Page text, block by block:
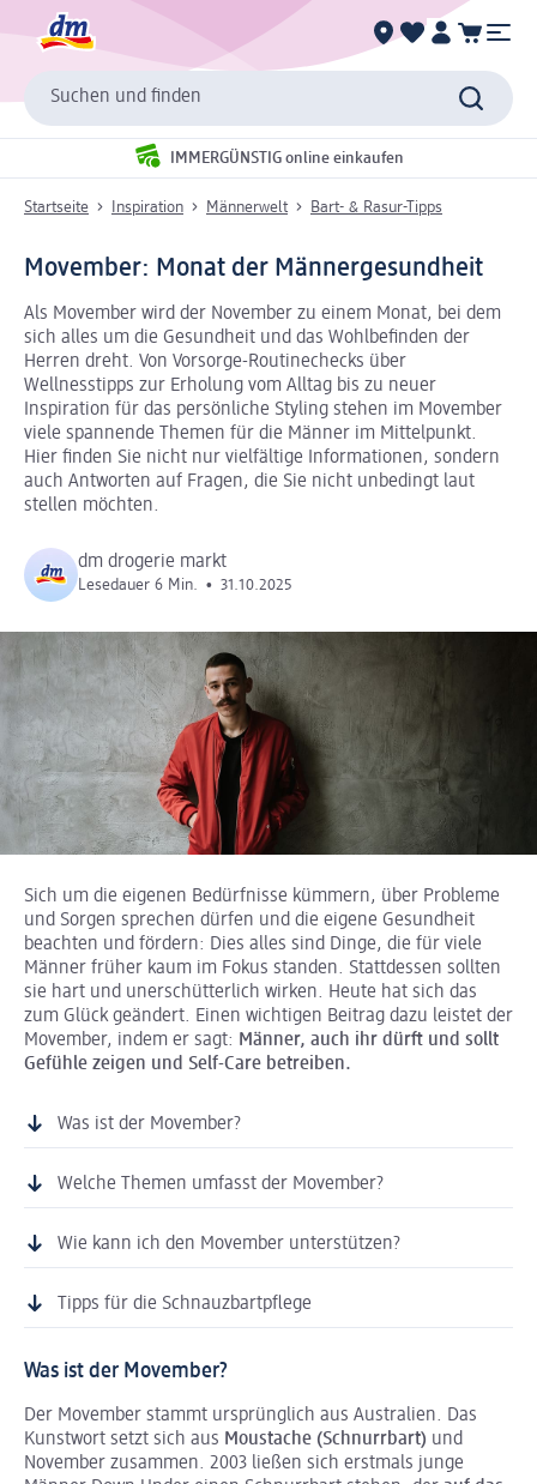
Suchen und finden
IMMERGÜNSTIG online einkaufen
Startseite Inspiration Männerwelt Bart- & Rasur-Tipps
Movember: Monat der Männergesundheit
Als Movember wird der November zu einem Monat, bei dem
sich alles um die Gesundheit und das Wohlbefinden der
Herren dreht. Von Vorsorge-Routinechecks über
Wellnesstipps zur Erholung vom Alltag bis zu neuer
Inspiration für das persönliche Styling stehen im Movember
viele spannende Themen für die Männer im Mittelpunkt.
Hier finden Sie nicht nur vielfältige Informationen, sondern
auch Antworten auf Fragen, die Sie nicht unbedingt laut
stellen möchten.
dm drogerie markt
Lesedauer 6 Min. • 31.10.2025
Sich um die eigenen Bedürfnisse kümmern, über Probleme
und Sorgen sprechen dürfen und die eigene Gesundheit
beachten und fördern: Dies alles sind Dinge, die für viele
Männer früher kaum im Fokus standen. Stattdessen sollten
sie hart und unerschütterlich wirken. Heute hat sich das
zum Glück geändert. Einen wichtigen Beitrag dazu leistet der
Movember, indem er sagt: Männer, auch ihr dürft und sollt
Gefühle zeigen und Self-Care betreiben.
Was ist der Movember?
Welche Themen umfasst der Movember?
Wie kann ich den Movember unterstützen?
Tipps für die Schnauzbartpflege
Was ist der Movember?
Der Movember stammt ursprünglich aus Australien. Das
Kunstwort setzt sich aus Moustache (Schnurrbart) und
November zusammen. 2003 ließen sich erstmals junge